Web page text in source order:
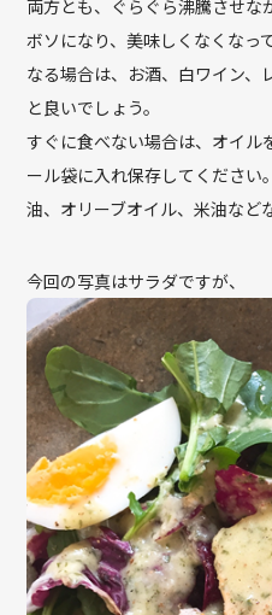
両方とも、ぐらぐら沸騰させな
ボソになり、美味しくなくなっ
なる場合は、お酒、白ワイン、
と良いでしょう。
すぐに食べない場合は、オイル
ール袋に入れ保存してください
油、オリーブオイル、米油など
今回の写真はサラダですが、